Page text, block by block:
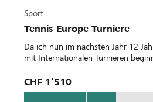
Sport
Tennis Europe Turniere
Da ich nun im nächsten Jahr 12
mit Internationalen Turnieren
CHF 1’510